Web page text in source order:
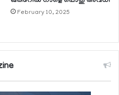
February 10, 2025